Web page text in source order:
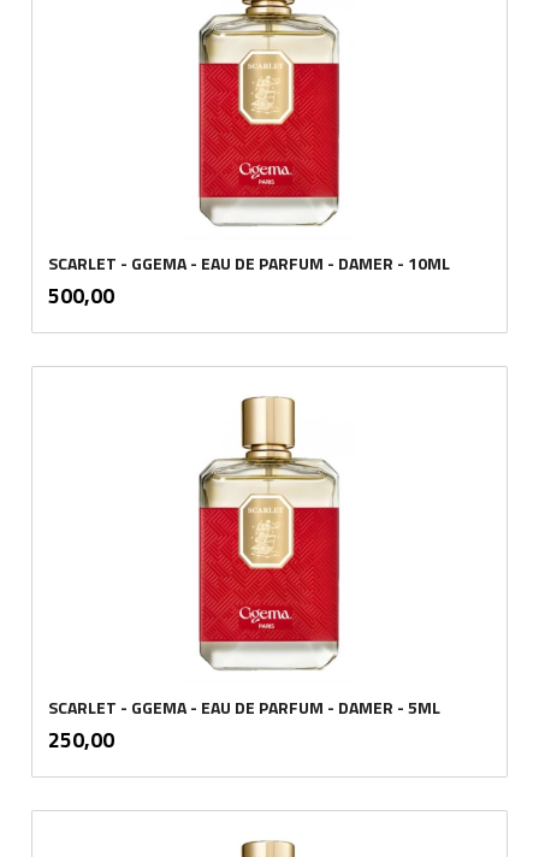
SCARLET - GGEMA - EAU DE PARFUM - DAMER - 10ML
Pris
500,00mva.
SCARLET - GGEMA - EAU DE PARFUM - DAMER - 5ML
Pris
250,00mva.